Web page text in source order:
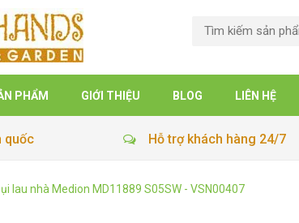
PHẨM GIỚI THIỆU BLOG LIÊN HỆ
quốc Hỗ trợ khách hàng 24/7
lau nhà Medion MD11889 S05SW - VSN00407